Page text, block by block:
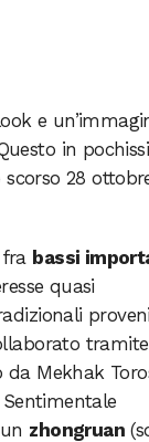
e
in
scorso 28
bassi
quasi
tramite
Mekhak
zhongruan